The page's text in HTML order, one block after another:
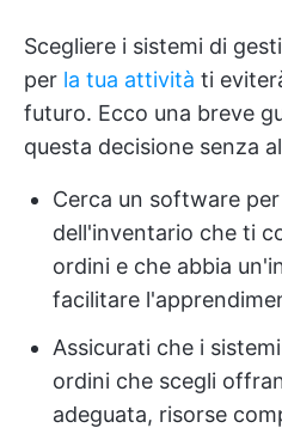
Scegliere i sistemi di
per la tua attività ti
futuro. Ecco una breve
questa decisione senza
Cerca un software
dell'inventario che ti
ordini e che abbia
facilitare
Assicurati che i
ordini che scegli
adeguata, risorse